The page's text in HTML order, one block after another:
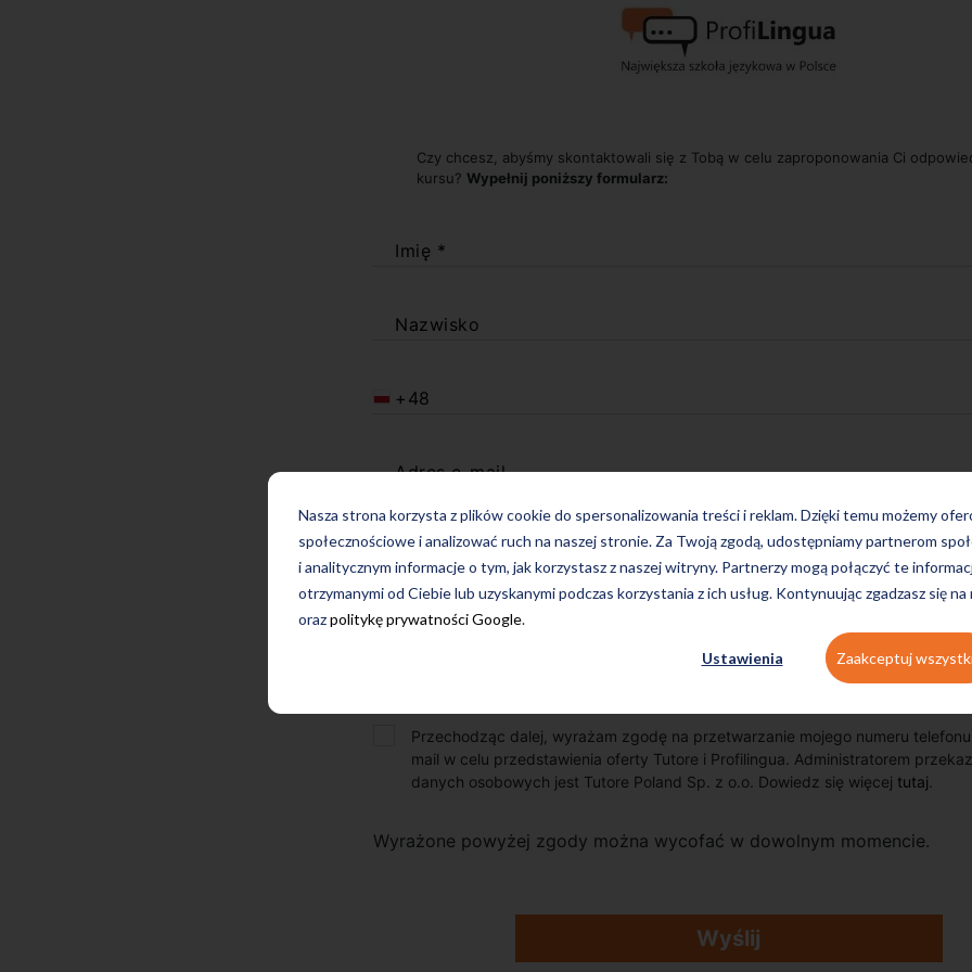
Nasza strona korzysta z plików cookie do spersonalizowania treści i reklam. Dzięki temu możemy
społecznościowe i analizować ruch na naszej stronie. Za Twoją zgodą, udostępniamy partnerom
i analitycznym informacje o tym, jak korzystasz z naszej witryny. Partnerzy mogą połączyć te
otrzymanymi od Ciebie lub uzyskanymi podczas korzystania z ich usług. Kontynuując zgadzasz się na
orazpolitykę prywatności Google.
Ustawienia Zaakceptuj
Czy chcesz, abyśmy skontaktowali się z Tobą w celu zaproponowania Ci
kursu? Wypełnij poniższy formularz:
Imię *
Nazwisko
+48
Adres e-mail
Przechodząc dalej, wyrażam zgodę na przetwarzanie mojego numeru
mail w celu przedstawienia oferty Tutore i Profilingua. Administratorem
danych osobowych jest Tutore Poland Sp. z o.o. Dowiedz się więcej tutaj
Wyrażone powyżej zgody można wycofać w dowolnym momencie.
Wyślij